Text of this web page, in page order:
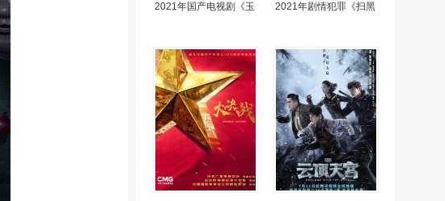
2021年国产电视剧《玉 2021年剧情犯罪《扫黑